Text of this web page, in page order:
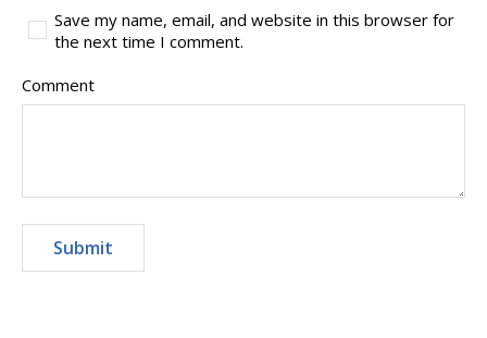
Save my name, email, and website in this browser for
the next time I comment.
Comment